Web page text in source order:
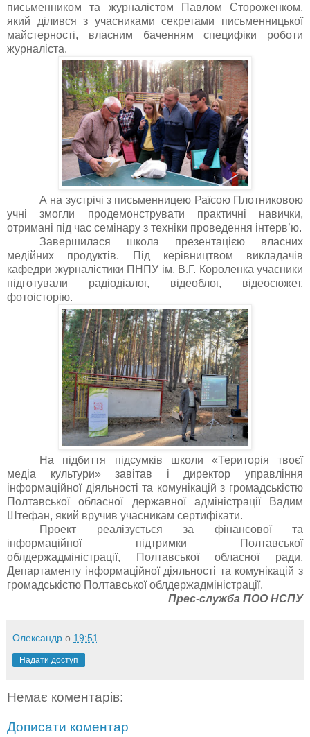
письменником та журналістом Павлом Стороженком,
який ділився з учасниками секретами письменницької
майстерності, власним баченням специфіки роботи
журналіста.
А на зустрічі з письменницею Раїсою Плотниковою
учні змогли продемонструвати практичні навички,
отримані під час семінару з техніки проведення інтерв’ю.
Завершилася школа презентацією власних
медійних продуктів. Під керівництвом викладачів
кафедри журналістики ПНПУ ім. В.Г. Короленка учасники
підготували радіодіалог, відеоблог, відеосюжет,
фотоісторію.
На підбиття підсумків школи «Територія твоєї
медіа культури» завітав і директор управління
інформаційної діяльності та комунікацій з громадськістю
Полтавської обласної державної адміністрації Вадим
Штефан, який вручив учасникам сертифікати.
Проект реалізується за фінансової та
інформаційної підтримки Полтавської
облдержадміністрації, Полтавської обласної ради,
Департаменту інформаційної діяльності та комунікацій з
громадськістю Полтавської облдержадміністрації.
Прес-служба ПОО НСПУ
Олександр о 19:51
Надати доступ
Немає коментарів:
Дописати коментар